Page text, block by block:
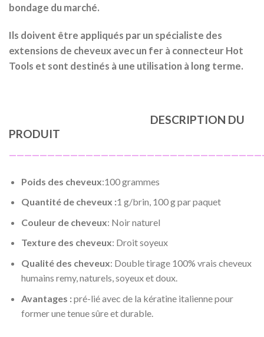
bondage du marché.
Ils doivent être appliqués par un spécialiste des
extensions de cheveux avec un fer à connecteur Hot
Tools et sont destinés à une utilisation à long terme.
DESCRIPTION DU
PRODUIT
Poids des cheveux:100 grammes
Quantité de cheveux :1 g/brin, 100 g par paquet
Couleur de cheveux: Noir naturel
Texture des cheveux: Droit soyeux
Qualité des cheveux: Double tirage 100% vrais cheveux
humains remy, naturels, soyeux et doux.
Avantages :pré-lié avec de la kératine italienne pour
former une tenue sûre et durable.